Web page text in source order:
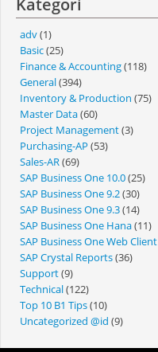
Kategori
adv(1)
Basic(25)
Finance & Accounting(118)
General(394)
Inventory & Production (75)
Master Data(60)
Project Management(3)
Purchasing-AP (53)
Sales-AR(69)
SAP Business One 10.0(25)
SAP Business One 9.2(30)
SAP Business One 9.3(14)
SAP Business One Hana(11)
SAP Business One Web Client
SAP Crystal Reports(36)
Support(9)
Technical(122)
Top 10 B1 Tips(10)
Uncategorized @id (9)